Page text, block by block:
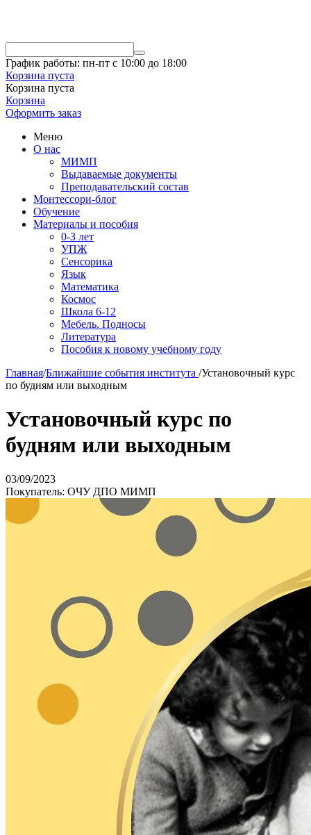
График работы: пн-пт с 10:00 до 18:00
Корзина пуста
Корзина пуста
Корзина
Оформить заказ
Меню
О нас
МИМП
Выдаваемые документы
Преподавательский состав
Монтессори-блог
Обучение
Материалы и пособия
0-3 лет
УПЖ
Сенсорика
Язык
Математика
Космос
Школа 6-12
Мебель. Подносы
Литература
Пособия к новому учебному году
Главная/Ближайшие события института /Установочный курс
по будням или выходным
Установочный курс по
будням или выходным
03/09/2023
Покупатель: ОЧУ ДПО МИМП